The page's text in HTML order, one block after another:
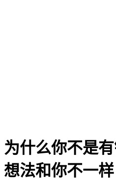
为什么你不是
想法和你不一样